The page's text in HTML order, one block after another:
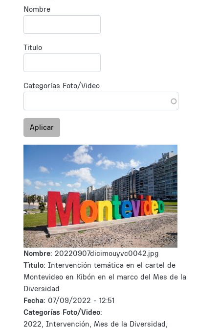
Nombre
Titulo
Categorías Foto/Video
Aplicar
Nombre: 20220907dicimouyvc0042.jpg
Tìtulo: Intervención temática en el cartel de
Montevideo en Kibón en el marco del Mes de la
Diversidad
Fecha: 07/09/2022 - 12:51
Categorías Foto/Video:
2022, Intervención, Mes de la Diversidad,